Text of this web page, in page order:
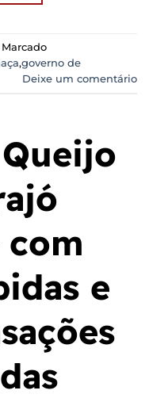
Marcado
,governo de
Deixe um comentário
e